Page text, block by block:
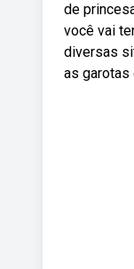
de
você vai
diversas
as garotas